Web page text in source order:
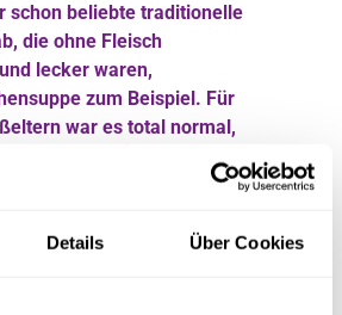
Details Über Cookies
schon beliebte traditionelle
die ohne Fleisch
lecker waren,
zum Beispiel. Für
war es total normal,
Fleisch zu essen.“